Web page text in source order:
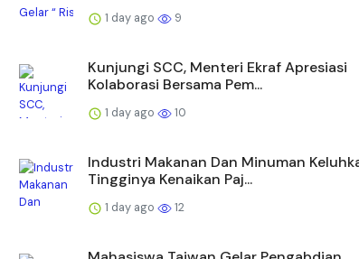
1 day ago 9
Kunjungi SCC, Menteri Ekraf Apresiasi
Kolaborasi Bersama Pem...
1 day ago 10
Industri Makanan Dan Minuman
Tingginya Kenaikan Paj...
1 day ago 12